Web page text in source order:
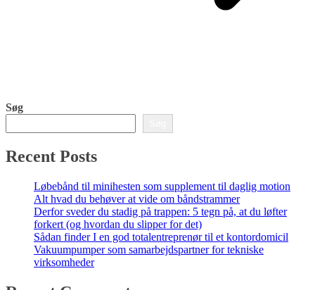
Søg
Recent Posts
Løbebånd til minihesten som supplement til daglig motion
Alt hvad du behøver at vide om båndstrammer
Derfor sveder du stadig på trappen: 5 tegn på, at du løfter
forkert (og hvordan du slipper for det)
Sådan finder I en god totalentreprenør til et kontordomicil
Vakuumpumper som samarbejdspartner for tekniske
virksomheder